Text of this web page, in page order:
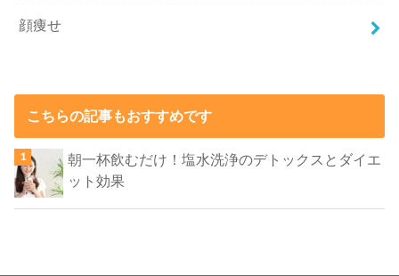
顔痩せ
こちらの記事もおすすめです
朝一杯飲むだけ！塩水洗浄のデトックスとダイエ
ット効果